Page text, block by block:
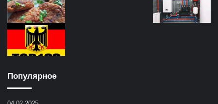
Популярное